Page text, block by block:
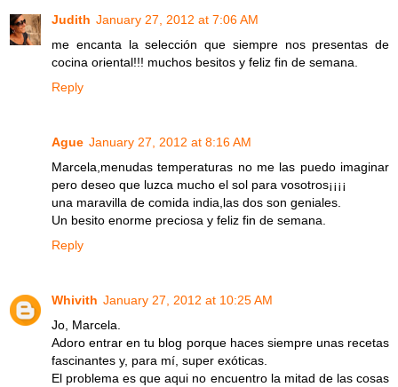
Judith January 27, 2012 at 7:06 AM
me encanta la selección que siempre nos presentas de
cocina oriental!!! muchos besitos y feliz fin de semana.
Reply
Ague January 27, 2012 at 8:16 AM
Marcela,menudas temperaturas no me las puedo imaginar
pero deseo que luzca mucho el sol para vosotros¡¡¡¡
una maravilla de comida india,las dos son geniales.
Un besito enorme preciosa y feliz fin de semana.
Reply
Whivith January 27, 2012 at 10:25 AM
Jo, Marcela.
Adoro entrar en tu blog porque haces siempre unas recetas
fascinantes y, para mí, super exóticas.
El problema es que aqui no encuentro la mitad de las cosas